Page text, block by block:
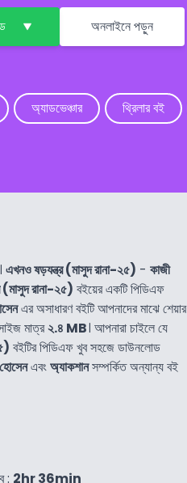
অনলাইনে পড়ুন
অ্যাডভেঞ্চার থ্রিলার বই
এখনও ষড়যন্ত্র (মাসুদ রানা-২৫) - কাজী
রানা-২৫) বইয়ের একটি পিডিএফ
এর অসাধারণ বইটি আপনাদের মাঝে শেয়ার
মাত্র২.৪ MB। আপনারা চাইলে যে
বইটির পিডিএফ খুব সহজে ডাউনলোড
এবংঅ্যাকশানসম্পর্কিত অন্যান্য বই
: 2hr 36min